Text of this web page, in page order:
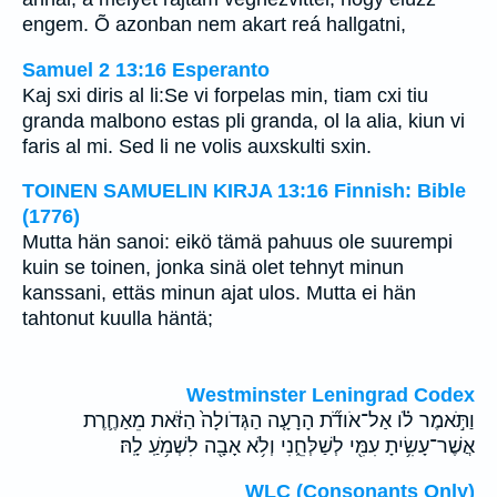
engem. Õ azonban nem akart reá hallgatni,
Samuel 2 13:16 Esperanto
Kaj sxi diris al li:Se vi forpelas min, tiam cxi tiu
granda malbono estas pli granda, ol la alia, kiun vi
faris al mi. Sed li ne volis auxskulti sxin.
TOINEN SAMUELIN KIRJA 13:16 Finnish: Bible
(1776)
Mutta hän sanoi: eikö tämä pahuus ole suurempi
kuin se toinen, jonka sinä olet tehnyt minun
kanssani, ettäs minun ajat ulos. Mutta ei hän
tahtonut kuulla häntä;
Westminster Leningrad Codex
וַתֹּ֣אמֶר לֹ֗ו אַל־אֹודֹ֞ת הָרָעָ֤ה הַגְּדֹולָה֙ הַזֹּ֔את מֵאַחֶ֛רֶת
אֲשֶׁר־עָשִׂ֥יתָ עִמִּ֖י לְשַׁלְּחֵ֑נִי וְלֹ֥א אָבָ֖ה לִשְׁמֹ֥עַֽ לָֽהּ׃
WLC (Consonants Only)